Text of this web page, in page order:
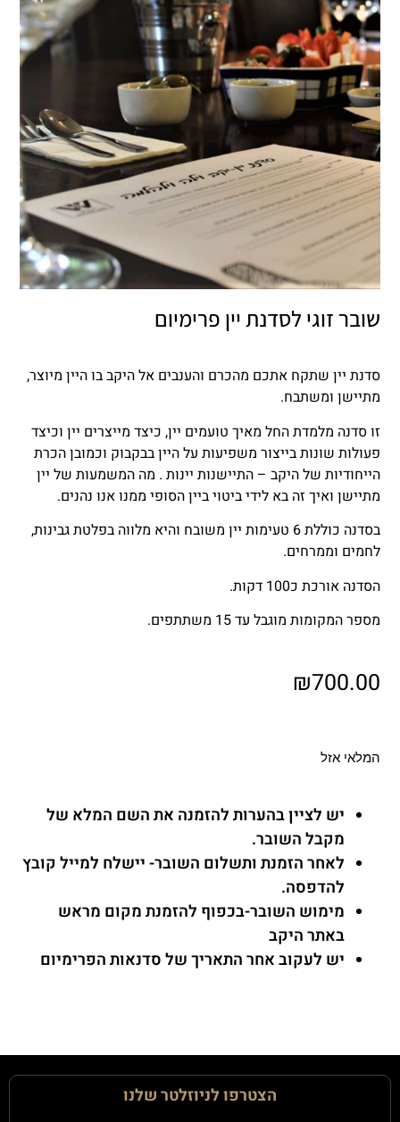
שובר זוגי לסדנת יין פרימיום
סדנת יין שתקח אתכם מהכרם והענבים אל היקב בו היין מיוצר,
מתיישן ומשתבח.
זו סדנה מלמדת החל מאיך טועמים יין, כיצד מייצרים יין וכיצד
פעולות שונות בייצור משפיעות על היין בבקבוק וכמובן הכרת
הייחודיות של היקב – התיישנות יינות . מה המשמעות של יין
מתיישן ואיך זה בא לידי ביטוי ביין הסופי ממנו אנו נהנים.
בסדנה כוללת 6 טעימות יין משובח והיא מלווה בפלטת גבינות,
לחמים וממרחים.
הסדנה אורכת כ100 דקות.
מספר המקומות מוגבל עד 15 משתתפים.
₪700.00
המלאי אזל
יש לציין בהערות להזמנה את השם המלא של
מקבל השובר.
לאחר הזמנת ותשלום השובר- יישלח למייל קובץ
להדפסה.
מימוש השובר-בכפוף להזמנת מקום מראש
באתר היקב
יש לעקוב אחר התאריך של סדנאות הפרימיום
הצטרפו לניוזלטר שלנו